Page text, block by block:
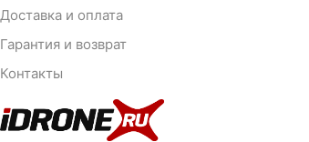
Доставка и оплата
Гарантия и возврат
Контакты